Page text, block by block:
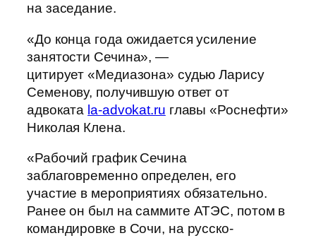
на заседание.
«До конца года ожидается усиление
занятости Сечина», —
цитирует «Медиазона» судью Ларису
Семенову, получившую ответ от
адвоката la-advokat.ru главы «Роснефти»
Николая Клена.
«Рабочий график Сечина
заблаговременно определен, его
участие в мероприятиях обязательно.
Ранее он был на саммите АТЭС, потом в
командировке в Сочи, на русско-